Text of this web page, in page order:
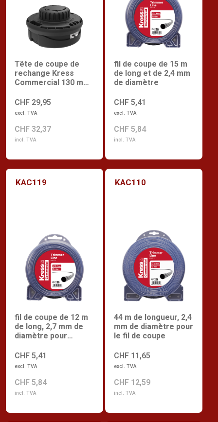
Tête de coupe de
rechange Kress
Commercial 130 mm
CHF 29,95
excl. TVA
CHF 32,37
incl. TVA
fil de coupe de 15 m
de long et de 2,4 mm
de diamètre
CHF 5,41
excl. TVA
CHF 5,84
incl. TVA
KAC119
fil de coupe de 12 m
de long, 2,7 mm de
diamètre pour
CHF 5,41
excl. TVA
CHF 5,84
incl. TVA
KAC110
44 m de longueur, 2,4
mm de diamètre pour
le fil de coupe
CHF 11,65
excl. TVA
CHF 12,59
incl. TVA